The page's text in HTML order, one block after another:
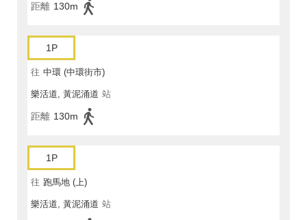
距離 130m
1P
往 中環 (中環街市)
樂活道, 黃泥涌道 站
距離 130m
1P
往 跑馬地 (上)
樂活道, 黃泥涌道 站